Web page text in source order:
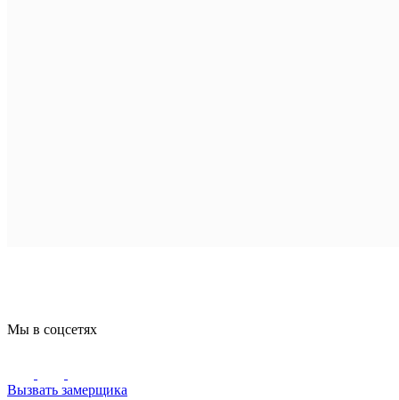
Мы в соцсетях
Вызвать замерщика